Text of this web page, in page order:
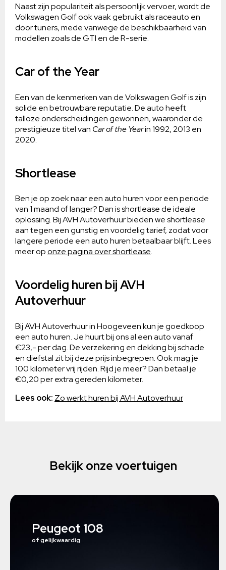
Naast zijn populariteit als persoonlijk vervoer, wordt de
Volkswagen Golf ook vaak gebruikt als raceauto en
door tuners, mede vanwege de beschikbaarheid van
modellen zoals de GTI en de R-serie.
Car of the Year
Een van de kenmerken van de Volkswagen Golf is zijn
solide en betrouwbare reputatie. De auto heeft
talloze onderscheidingen gewonnen, waaronder de
prestigieuze titel van Car of the Yearin 1992, 2013 en
2020.
Shortlease
Ben je op zoek naar een auto huren voor een periode
van 1 maand of langer? Dan is shortlease de ideale
oplossing. Bij AVH Autoverhuur bieden we shortlease
aan tegen een gunstig en voordelig tarief, zodat voor
langere periode een auto huren betaalbaar blijft. Lees
meer oponze pagina over shortlease.
Voordelig huren bij AVH
Autoverhuur
Bij AVH Autoverhuur in Hoogeveen kun je goedkoop
een auto huren. Je huurt bij ons al een auto vanaf
€23,- per dag. De verzekering en dekking bij schade
en diefstal zit bij deze prijs inbegrepen. Ook mag je
100 kilometer vrij rijden. Rijd je meer? Dan betaal je
€0,20 per extra gereden kilometer.
Lees ook: Zo werkt huren bij AVH Autoverhuur
Bekijk onze voertuigen
Peugeot 108
of gelijkwaardig